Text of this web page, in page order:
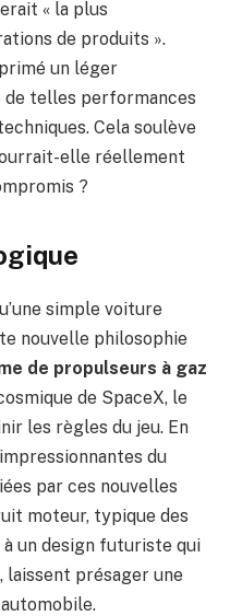
« la plus
de produits ».
un léger
telles performances
Cela soulève
elle réellement
?
simple voiture
nouvelle philosophie
de propulseurs à gaz
de SpaceX, le
les règles du jeu. En
du
par ces nouvelles
moteur, typique des
un design futuriste qui
laissent présager une